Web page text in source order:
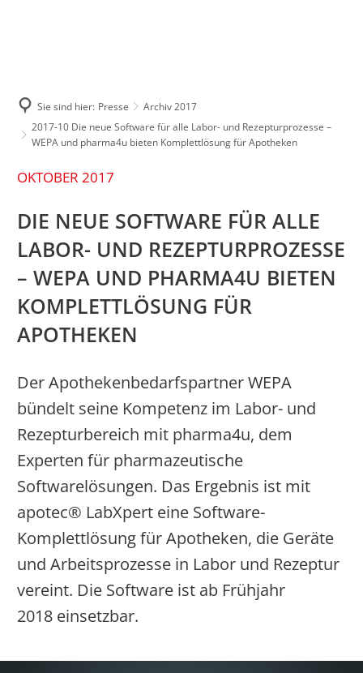
Nachhaltigkeit
Kunstraum am Limes
Sponsoring
Bilderportal
Sie sind hier: Presse
Archiv 2017
2017-10 Die neue Software für alle Labor- und Rezepturprozesse –
WEPA und pharma4u bieten Komplettlösung für Apotheken
OKTOBER 2017
DIE NEUE SOFTWARE FÜR ALLE
LABOR- UND REZEPTURPROZESSE
– WEPA UND PHARMA4U BIETEN
KOMPLETTLÖSUNG FÜR
APOTHEKEN
Der Apothekenbedarfspartner WEPA
bündelt seine Kompetenz im Labor- und
Rezepturbereich mit pharma4u, dem
Experten für pharmazeutische
Softwarelösungen. Das Ergebnis ist mit
apotec® LabXpert eine Software-
Komplettlösung für Apotheken, die Geräte
und Arbeitsprozesse in Labor und Rezeptur
vereint. Die Software ist ab Frühjahr
2018 einsetzbar.